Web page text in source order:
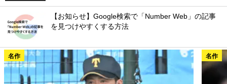
【お知らせ】Google検索で「Number Web」の記事
を見つけやすくする方法
名作 名作